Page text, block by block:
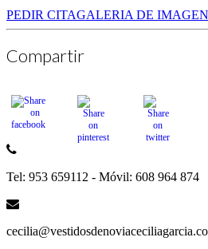
PEDIR CITAGALERIA DE
Compartir
Tel: 953 659112 - Móvil: 608 964 874